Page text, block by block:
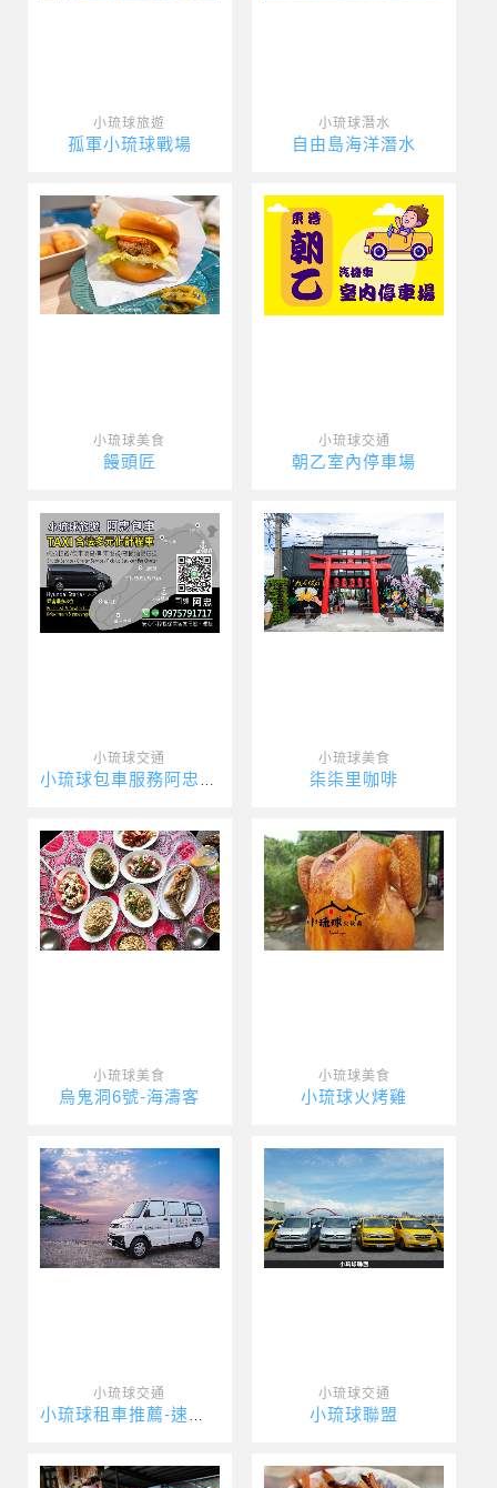
小琉球旅遊
孤軍小琉球戰場
小琉球潛水
自由島海洋潛水
小琉球美食
饅頭匠
小琉球交通
朝乙室內停車場
小琉球交通 小琉球美食
柒柒里咖啡
小琉球美食
烏鬼洞6號-海濤客
小琉球美食
小琉球火烤雞
小琉球交通 小琉球交通
小琉球聯盟